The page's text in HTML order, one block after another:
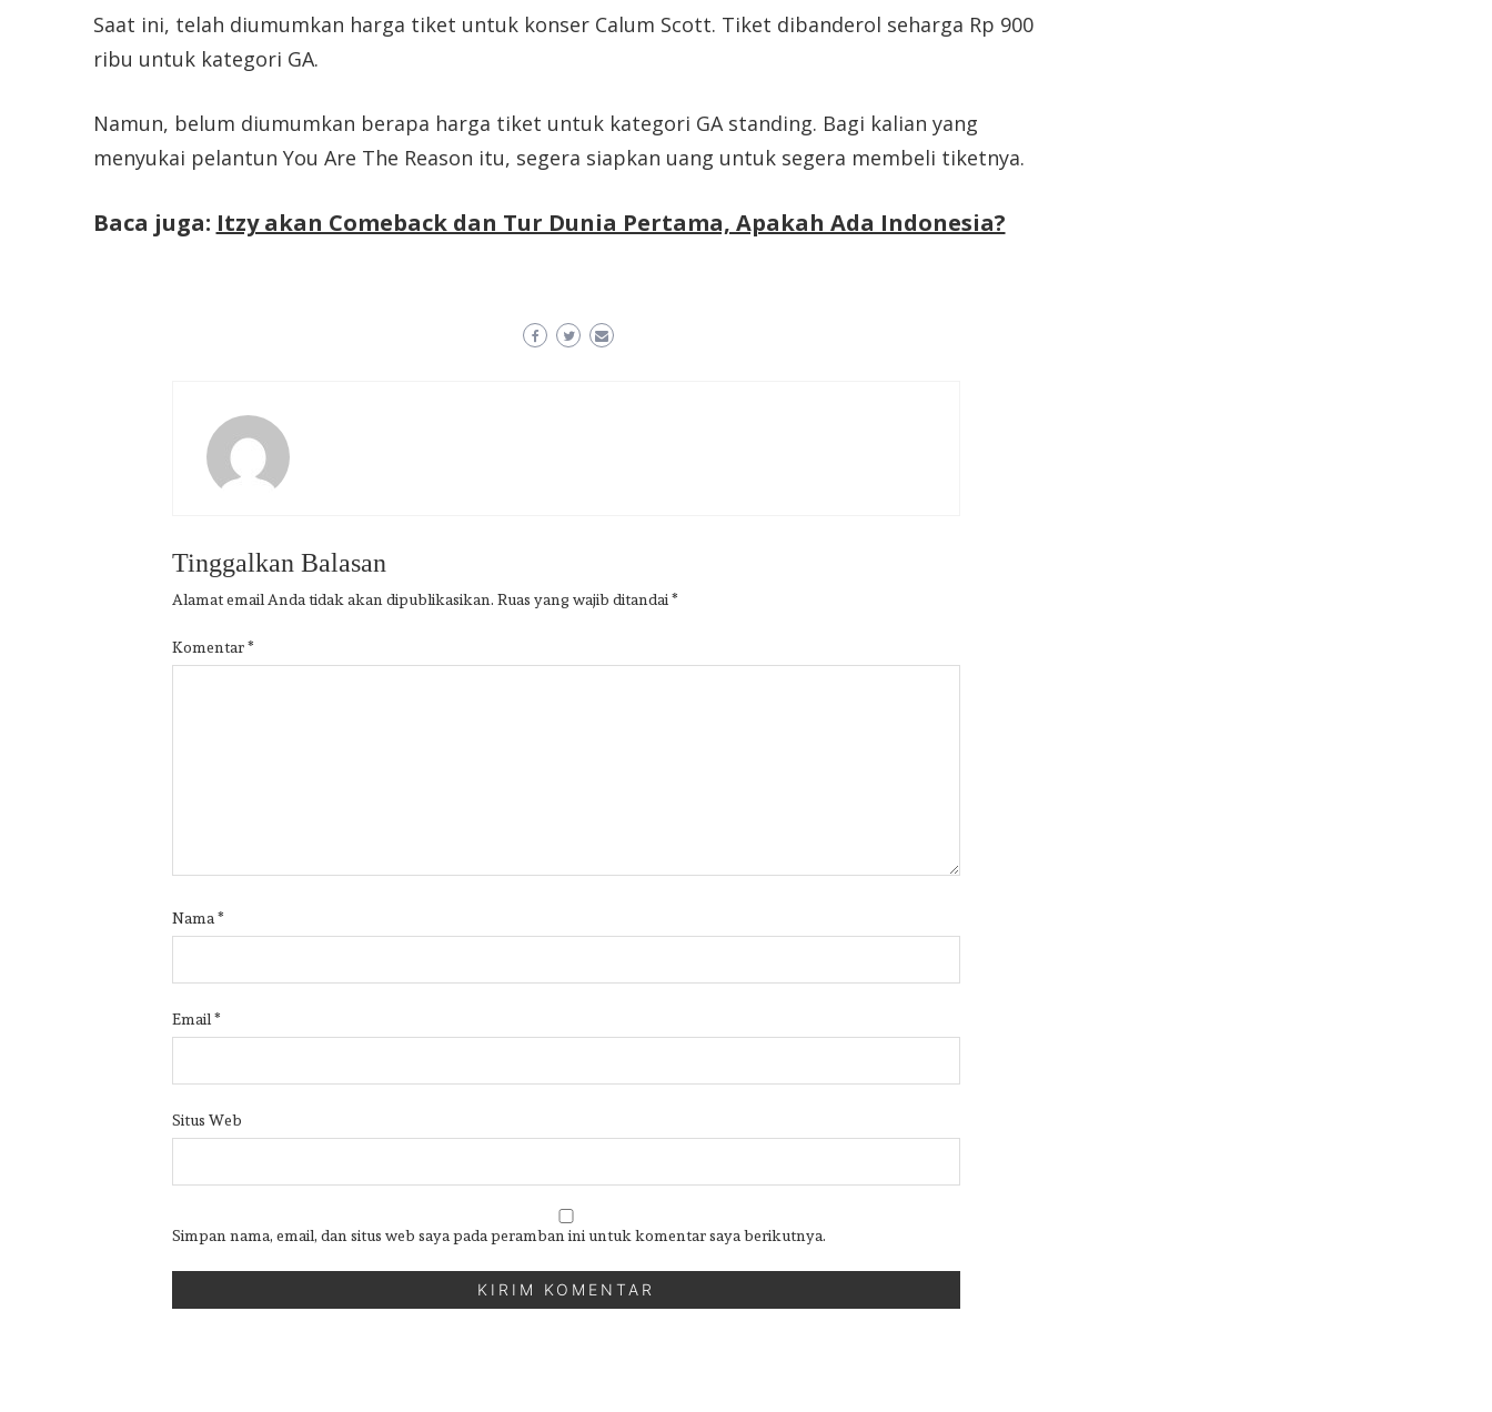
Saat ini, telah diumumkan harga tiket untuk konser Calum Scott. Tiket dibanderol seharga Rp 900
ribu untuk kategori GA.
Namun, belum diumumkan berapa harga tiket untuk kategori GA standing. Bagi kalian yang
menyukai pelantun You Are The Reason itu, segera siapkan uang untuk segera membeli tiketnya.
Baca juga: Itzy akan Comeback dan Tur Dunia Pertama, Apakah Ada Indonesia?
Tinggalkan Balasan
Alamat email Anda tidak akan dipublikasikan. Ruas yang wajib ditandai *
Komentar*
Nama *
Email *
Situs Web
Simpan nama, email, dan situs web saya pada peramban ini untuk komentar saya berikutnya.